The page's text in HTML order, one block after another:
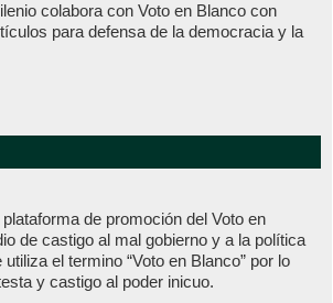
colabora con Voto en Blanco con
para defensa de la democracia y la
de promoción del Voto en
de castigo al mal gobierno y a la política
el termino “Voto en Blanco” por lo
y castigo al poder inicuo.